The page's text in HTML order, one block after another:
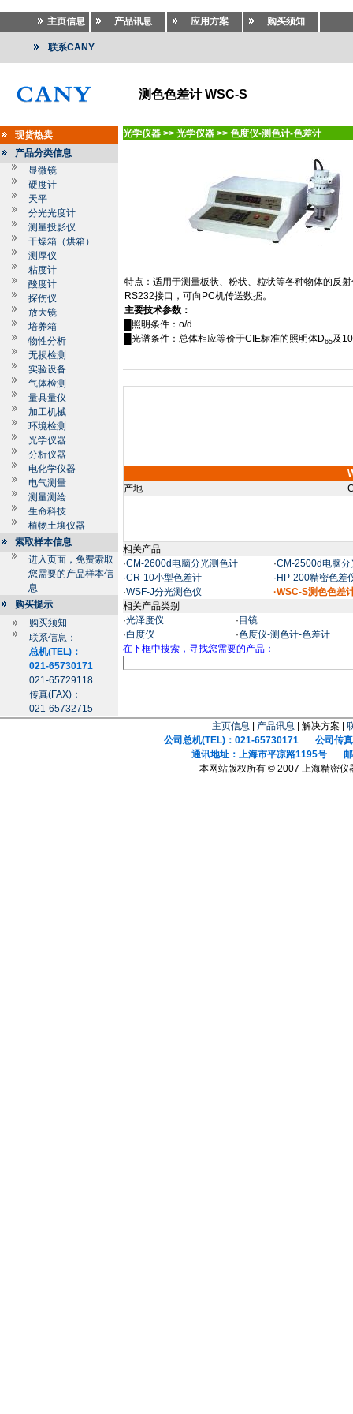
主页信息 产品讯息 应用方案 购买须知
联系CANY
测色色差计 WSC-S
现货热卖
产品分类信息
显微镜
硬度计
天平
分光光度计
测量投影仪
干燥箱（烘箱）
测厚仪
粘度计
酸度计
探伤仪
放大镜
培养箱
物性分析
无损检测
实验设备
气体检测
量具量仪
加工机械
环境检测
光学仪器
分析仪器
电化学仪器
电气测量
测量测绘
生命科技
植物土壤仪器
索取样本信息
进入页面，免费索取
您需要的产品样本信
息
购买提示
购买须知
联系信息：
总机(TEL)：
021-65730171
021-65729118
传真(FAX)：
021-65732715
光学仪器 >> 光学仪器 >> 色度仪-测色计-色差计
特点：适用于测量板状、粉状、粒状等各种物体的反
RS232接口，可向 PC机传送数据。
主要技术参数：
█照明条件： o/d
█光谱条件：总体相应等价于CIE标准的照明体D65及 10
产地
相关产品
·CM-2600d电脑分光测色计 ·CM-2500d电脑分
·CR-10小型色差计 · HP-200精密色差
·WSF-J分光测色仪
·WSC-S测色色差
相关产品类别
·光泽度仪 · 目镜
·白度仪 ·色度仪-测色计-色差计
在下框中搜索，寻找您需要的产品：
主页信息 产品讯息 | 解决方案 |
公司总机(TEL)：021-65730171 公司传真
通讯地址：上海市平凉路1195号 邮
本网站版权所有 © 2007 上海精密仪